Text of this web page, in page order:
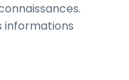
informations